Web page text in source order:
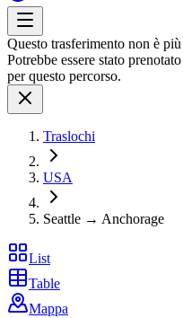
Questo trasferimento non è
Potrebbe essere stato
per questo percorso.
Traslochi
USA
Seattle → Anchorage
List
Table
Mappa